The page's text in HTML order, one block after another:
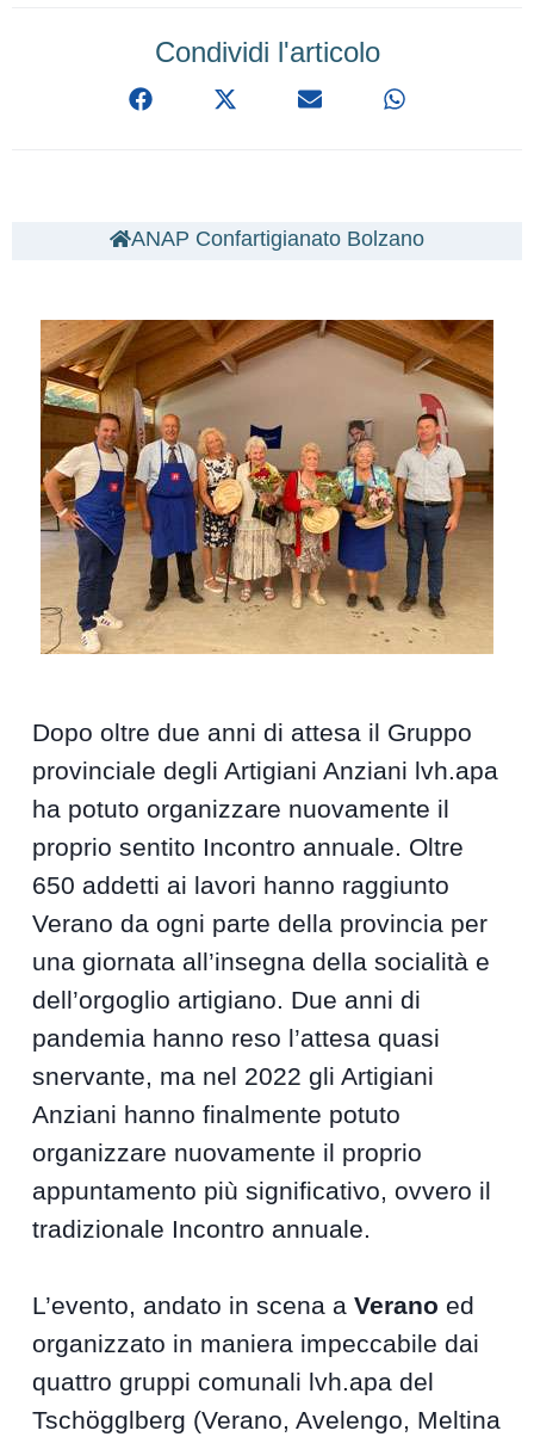
Condividi l'articolo
ANAP Confartigianato Bolzano
Dopo oltre due anni di attesa il Gruppo
provinciale degli Artigiani Anziani lvh.apa
ha potuto organizzare nuovamente il
proprio sentito Incontro annuale. Oltre
650 addetti ai lavori hanno raggiunto
Verano da ogni parte della provincia per
una giornata all’insegna della socialità e
dell’orgoglio artigiano. Due anni di
pandemia hanno reso l’attesa quasi
snervante, ma nel 2022 gli Artigiani
Anziani hanno finalmente potuto
organizzare nuovamente il proprio
appuntamento più significativo, ovvero il
tradizionale Incontro annuale.
L’evento, andato in scena aVerano ed
organizzato in maniera impeccabile dai
quattro gruppi comunali lvh.apa del
Tschögglberg (Verano, Avelengo, Meltina